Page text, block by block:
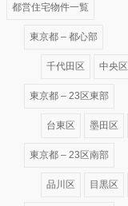
都営住宅物件一覧
東京都 – 都心部
千代田区 中央区
東京都 – 23区東部
台東区 墨田区
東京都 – 23区南部
品川区 目黒区